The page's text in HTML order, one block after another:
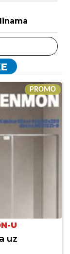
PROMO
U
uz